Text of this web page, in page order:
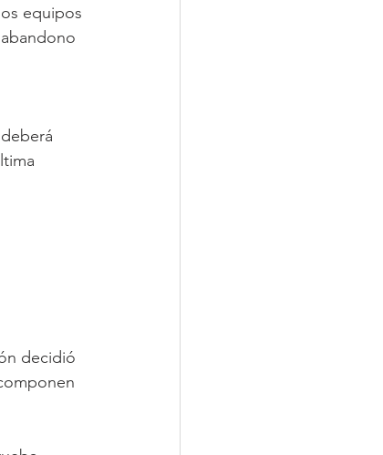
equipos
decidió